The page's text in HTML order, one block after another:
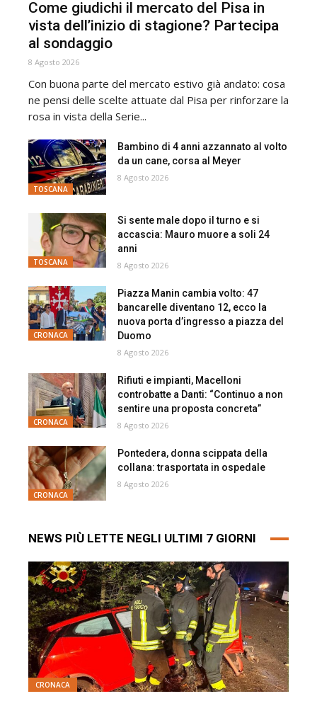
Come giudichi il mercato del Pisa in
vista dell’inizio di stagione? Partecipa
al sondaggio
8 Agosto 2026
Con buona parte del mercato estivo già andato: cosa
ne pensi delle scelte attuate dal Pisa per rinforzare la
rosa in vista della Serie...
TOSCANA
Bambino di 4 anni azzannato al volto
da un cane, corsa al Meyer
8 Agosto 2026
TOSCANA
Si sente male dopo il turno e si
accascia: Mauro muore a soli 24
anni
8 Agosto 2026
CRONACA
Piazza Manin cambia volto: 47
bancarelle diventano 12, ecco la
nuova porta d’ingresso a piazza del
Duomo
8 Agosto 2026
CRONACA
Rifiuti e impianti, Macelloni
controbatte a Danti: “Continuo a non
sentire una proposta concreta”
8 Agosto 2026
CRONACA
Pontedera, donna scippata della
collana: trasportata in ospedale
8 Agosto 2026
NEWS PIÙ LETTE NEGLI ULTIMI 7 GIORNI
CRONACA